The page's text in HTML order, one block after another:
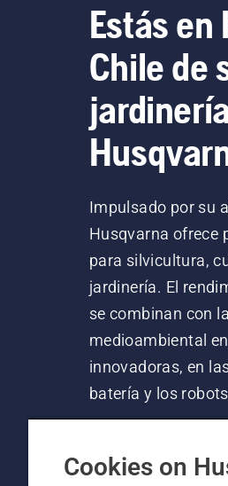
Estás en
Chile de
Impulsado por su
Husqvarna ofrece
para silvicultura,
jardinería. El
se combinan con
medioambiental
innovadoras, en
batería y los
Cookies on